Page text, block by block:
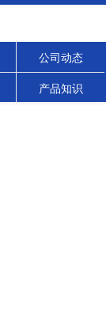
公司动态
产品知识